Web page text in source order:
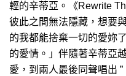
輕的辛蒂亞。《Rewrite
彼此之間無法隱藏，想要
的我都能捨棄一切的愛妳
的愛情。」伴隨著辛蒂亞
愛，到兩人最後同聲唱出